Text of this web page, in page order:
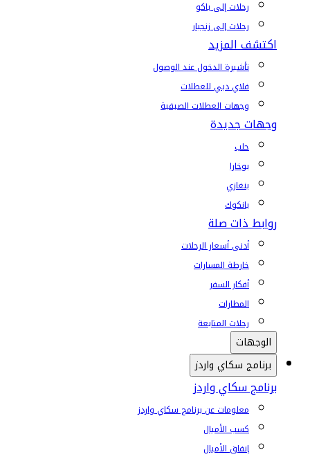
رحلات إلى باكو
رحلات إلى زنجبار
اكتشف المزيد
تأشيرة الدخول عند الوصول
فلاي دبي للعطلات
وجهات العطلات الصيفية
وجهات جديدة
حلب
بوخارا
بنغازي
بانكوك
روابط ذات صلة
أدنى أسعار الرحلات
خارطة المسارات
أفكار السفر
المطارات
رحلات المتابعة
الوجهات
برنامج سكاي واردز
برنامج سكاي واردز
معلومات عن برنامج سكاي واردز
كسب الأميال
إنفاق الأميال